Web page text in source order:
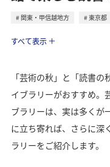
関東・甲信越地方 東京都
すべて表示
「芸術の秋」と「読書
イブラリーがおすすめ。
ブラリーは、実は多くが
に立ち寄れば、さらに深
ラリーをご紹介します。